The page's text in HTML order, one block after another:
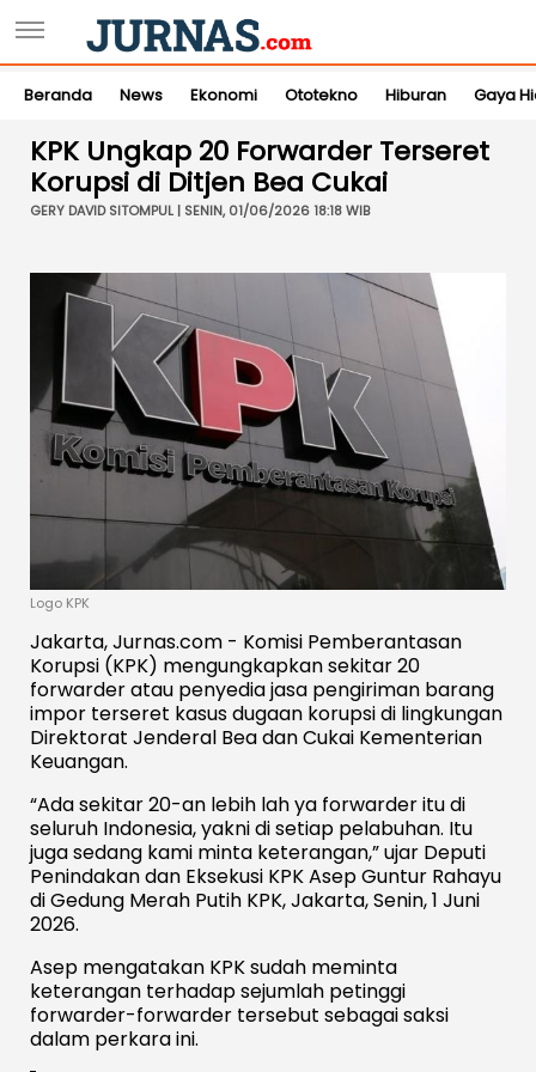
Beranda News Ekonomi Ototekno Hiburan Gaya
KPK Ungkap 20 Forwarder Terseret
Korupsi di Ditjen Bea Cukai
GERY DAVID SITOMPUL | SENIN, 01/06/2026 18:18 WIB
Logo KPK
Jakarta, Jurnas.com - Komisi Pemberantasan
Korupsi (KPK) mengungkapkan sekitar 20
forwarder atau penyedia jasa pengiriman barang
impor terseret kasus dugaan korupsi di lingkungan
Direktorat Jenderal Bea dan Cukai Kementerian
Keuangan.
“Ada sekitar 20-an lebih lah ya forwarder itu di
seluruh Indonesia, yakni di setiap pelabuhan. Itu
juga sedang kami minta keterangan,” ujar Deputi
Penindakan dan Eksekusi KPK Asep Guntur Rahayu
di Gedung Merah Putih KPK, Jakarta, Senin, 1 Juni
2026.
Asep mengatakan KPK sudah meminta
keterangan terhadap sejumlah petinggi
forwarder-forwarder tersebut sebagai saksi
dalam perkara ini.